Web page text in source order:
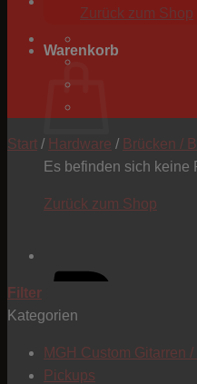
Zurück zum Shop
Warenkorb
Es befinden sich keine
Zurück zum Shop
Start / Hardware / Brücken /
Filter
Kategorien
MGH Custom Gitarren
Pickups